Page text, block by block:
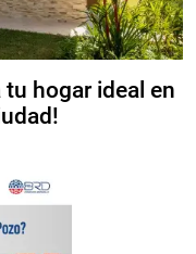
tu hogar ideal en